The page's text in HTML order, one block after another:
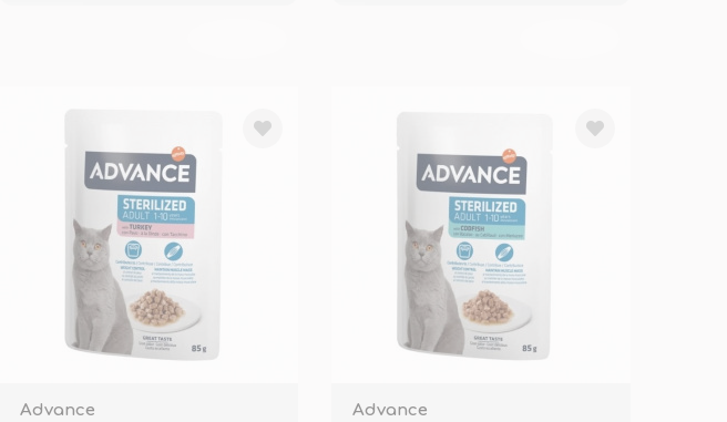
Advance
Advance